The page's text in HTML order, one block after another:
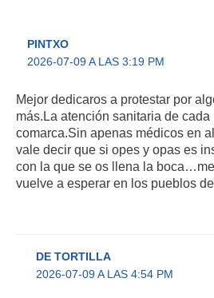
PINTXO
2026-07-09 A LAS 3:19 PM
Mejor dedicaros a protestar por
más.La atención sanitaria de
comarca.Sin apenas médicos en
vale decir que si opes y opas es
con la que se os llena la
vuelve a esperar en los pueblos
DE TORTILLA
2026-07-09 A LAS 4:54 PM